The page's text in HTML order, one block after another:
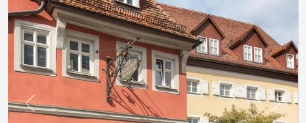
Previous Next